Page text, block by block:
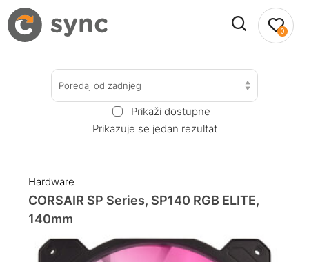
0
Poredaj od zadnjeg
Prikaži dostupne
Prikazuje se jedan rezultat
Hardware
CORSAIR SP Series, SP140 RGB ELITE,
140mm